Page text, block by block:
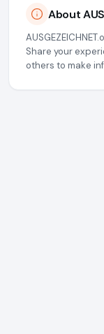
About
Share your
others to make